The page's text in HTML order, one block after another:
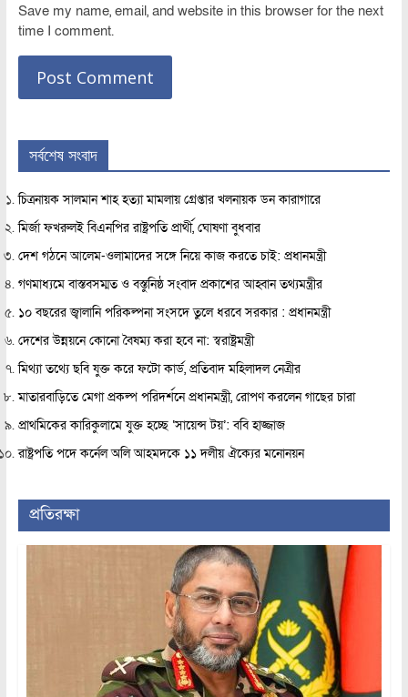
Save my name, email, and website in this browser for the next
time I comment.
সর্বশেষ সংবাদ
চিত্রনায়ক সালমান শাহ হত্যা মামলায় গ্রেপ্তার খলনায়ক ডন কারাগারে
মির্জা ফখরুলই বিএনপির রাষ্ট্রপতি প্রার্থী, ঘোষণা বুধবার
দেশ গঠনে আলেম-ওলামাদের সঙ্গে নিয়ে কাজ করতে চাই: প্রধানমন্ত্রী
গণমাধ্যমে বাস্তবসম্মত ও বস্তুনিষ্ঠ সংবাদ প্রকাশের আহ্বান তথ্যমন্ত্রীর
১০ বছরের জ্বালানি পরিকল্পনা সংসদে তুলে ধরবে সরকার : প্রধানমন্ত্রী
দেশের উন্নয়নে কোনো বৈষম্য করা হবে না: স্বরাষ্ট্রমন্ত্রী
মিথ্যা তথ্যে ছবি যুক্ত করে ফটো কার্ড, প্রতিবাদ মহিলাদল নেত্রীর
মাতারবাড়িতে মেগা প্রকল্প পরিদর্শনে প্রধানমন্ত্রী, রোপণ করলেন গাছের চারা
প্রাথমিকের কারিকুলামে যুক্ত হচ্ছে ‘সায়েন্স টয়’: ববি হাজ্জাজ
রাষ্ট্রপতি পদে কর্নেল অলি আহমদকে ১১ দলীয় ঐক্যের মনোনয়ন
প্রতিরক্ষা